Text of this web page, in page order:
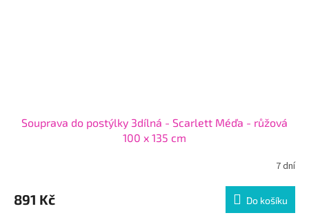
Souprava do postýlky 3dílná - Scarlett Méďa - růžová
100 x 135 cm
7 dní
891 Kč Do košíku